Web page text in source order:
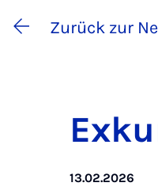
Zurück zur
13.02.2026